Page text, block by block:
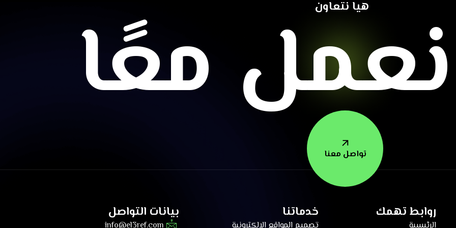
هيا نتعاون معًا
تواصل معنا
روابط تهمك خدماتنا بيانات التواصل